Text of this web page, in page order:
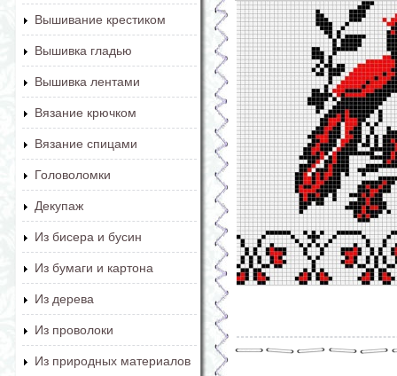
Вышивание крестиком
Вышивка гладью
Вышивка лентами
Вязание крючком
Вязание спицами
Головоломки
Декупаж
Из бисера и бусин
Из бумаги и картона
Из дерева
Из проволоки
Из природных материалов